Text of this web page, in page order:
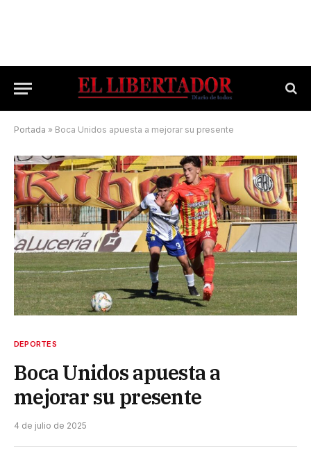
Portada » Boca Unidos apuesta a mejorar su presente
DEPORTES
Boca Unidos apuesta a
mejorar su presente
4 de julio de 2025